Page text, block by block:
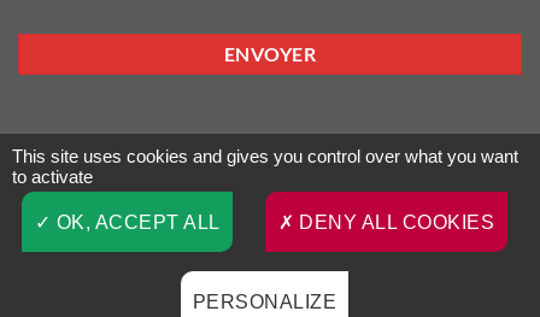
Visa PayPal MasterCard
CONDITIONS GÉNÉRALES DE VENTE
CONTACT / PARTENARIAT
This site uses cookies and gives you control over what you want
to activate
OK, ACCEPT ALL DENY ALL COOKIES
PERSONALIZE